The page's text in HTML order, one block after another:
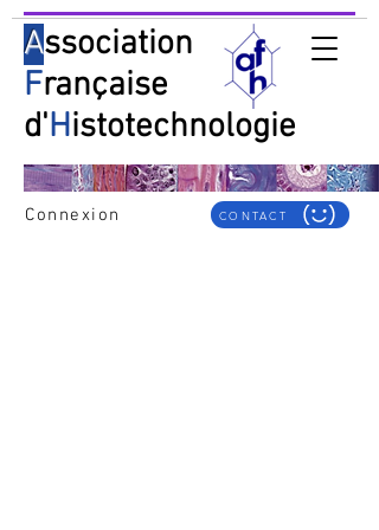
Association
Française
d'Histotechnologie
Connexion CONTACT